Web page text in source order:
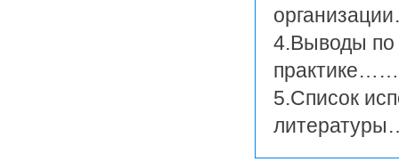
4.Выводы по
5.Список